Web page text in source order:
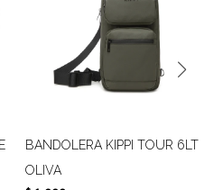
BANDOLERA KIPPI TOUR 6LT
OLIVA